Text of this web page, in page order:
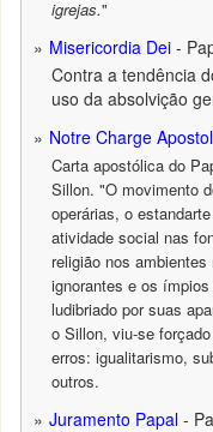
igrejas."
Misericordia Dei -
Contra a tendência
uso da absolvição
Notre Charge
Carta apostólica do
Sillon. "O movimento
operárias, o
atividade social nas
religião nos
ignorantes e os
ludibriado por suas
o Sillon, viu-se
erros: igualitarismo,
outros.
Juramento Papal -